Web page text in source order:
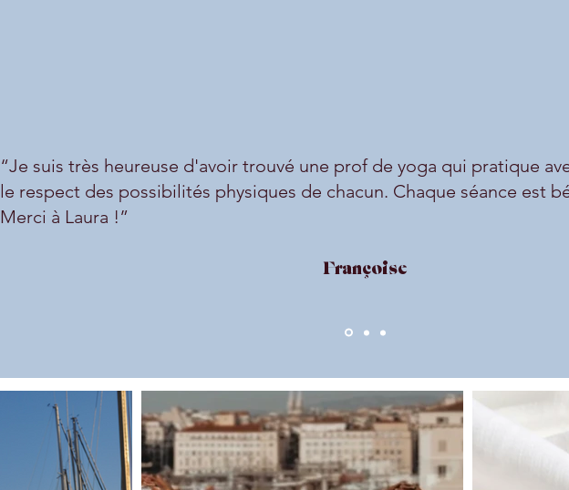
“Je suis très heureuse d'avoir trouvé une prof de yoga qui pratique
le respect des possibilités physiques de chacun. Chaque séance est
Merci à Laura !”
Françoise